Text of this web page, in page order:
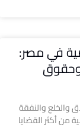
في مصر:
وحقوق
والخلع والنفقة
من أكثر القضايا